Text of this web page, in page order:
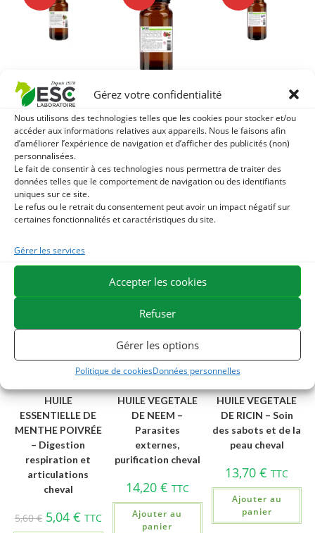
Gérez votre confidentialité
Nous utilisons des technologies telles que les cookies pour stocker et/ou
accéder aux informations relatives aux appareils. Nous le faisons afin
d’améliorer l’expérience de navigation et d’afficher des publicités (non)
personnalisées.
Le fait de consentir à ces technologies nous permettra de traiter des
données telles que le comportement de navigation ou des identifiants
uniques sur ce site.
Le refus ou le retrait du consentement peut avoir un impact négatif sur
certaines fonctionnalités et caractéristiques du site.
Gérer les services
Accepter les cookies
Refuser
Gérer les options
Politique de cookiesDonnées personnelles
ESSENTIELLE DE
CADE- Irritations
cutanées et
parasites externes
cheval
6,10€ 5,48€ TTC
Ajouter au
panier
HUILE
ESSENTIELLE DE
GAULTHERIE –
articulations
cheval
6,10 5,48€ TTC
ESSENTIELLE DE
LAVANDE – Stress,
peau, insectes
cheval
Ajouter au
HUILE
ESSENTIELLE DE
MENTHE POIVRÉE
– Digestion
respiration et
articulations
cheval
5,60€ 5,04 € TTC
HUILE VEGETALE
DE NEEM –
Parasites
externes,
purification cheval
14,20 € TTC
Ajouter au
panier
HUILE VEGETALE
DE RICIN – Soin
des sabots et de la
peau cheval
13,70€ TTC
Ajouter au
panier